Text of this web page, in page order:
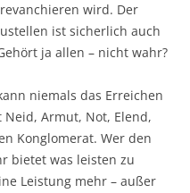
wird. Der
ist sicherlich auch
ja allen – nicht wahr?
niemals das Erreichen
Neid, Armut, Not, Elend,
Konglomerat. Wer den
bietet was leisten zu
Leistung mehr – außer